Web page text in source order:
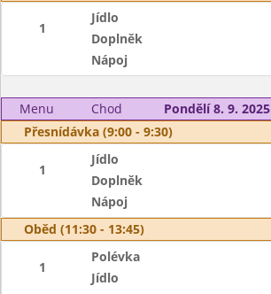
1
Jídlo
Doplněk
Nápoj
Menu Chod
Pondělí 8. 9. 2025
Přesnídávka (9:00 - 9:30)
1
Jídlo
Doplněk
Nápoj
Oběd (11:30 - 13:45)
1
Polévka
Jídlo